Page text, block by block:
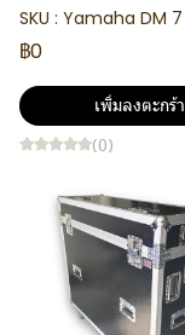
SKU : Yamaha DM 7
฿0
เพิ่มลงตะกร้า
(0)